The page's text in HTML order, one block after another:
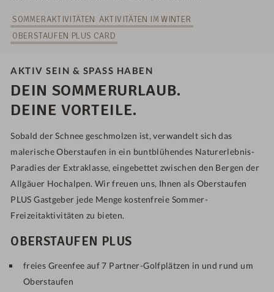
SOMMERAKTIVITÄTEN AKTIVITÄTEN IM WINTER
OBERSTAUFEN PLUS CARD
AKTIV SEIN & SPASS HABEN
DEIN SOMMERURLAUB.
DEINE VORTEILE.
Sobald der Schnee geschmolzen ist, verwandelt sich das
malerische Oberstaufen in ein buntblühendes Naturerlebnis-
Paradies der Extraklasse, eingebettet zwischen den Bergen der
Allgäuer Hochalpen. Wir freuen uns, Ihnen als Oberstaufen
PLUS Gastgeber jede Menge kostenfreie Sommer-
Freizeitaktivitäten zu bieten.
OBERSTAUFEN PLUS
freies Greenfee auf 7 Partner-Golfplätzen in und rund um
Oberstaufen